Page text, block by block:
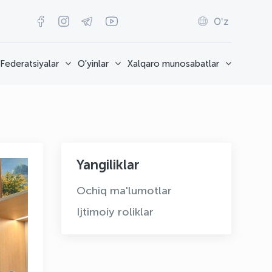
O'z
Federatsiyalar O'yinlar Xalqaro munosabatlar
Yangiliklar
Ochiq ma'lumotlar
Ijtimoiy roliklar